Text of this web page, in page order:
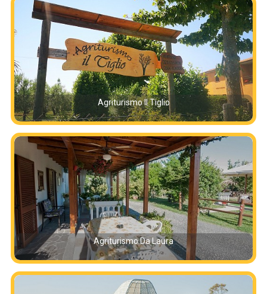
Agriturismo Il Tiglio
Agriturismo Da Laura